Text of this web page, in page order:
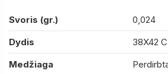
Svoris (gr.)
0,024
Dydis
38X42
Medžiaga